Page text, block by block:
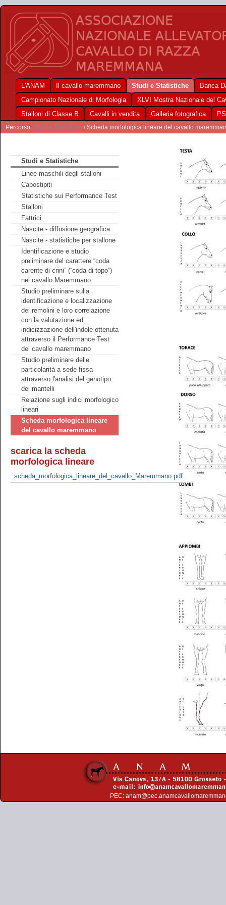
L'ANAM Il cavallo maremmano Studi e Statistiche
Banca
Campionato Nazionale di Morfologia
XLVI Mostra Nazionale del
Stalloni di Classe B
Cavalli in vendita Galleria fotografica
Percorso: Studi e Statistiche / Scheda morfologica lineare del cavallo
Studi e Statistiche
Linee maschili degli stalloni
Capostipiti
Statistiche sui Performance Test
Stalloni
Fattrici
Nascite - diffusione geografica
Nascite - statistiche per stallone
Identificazione e studio
preliminare del carattere “coda
carente di crini” (“coda di topo”)
nel cavallo Maremmano.
Studio preliminare sulla
identificazione e localizzazione
dei remolini e loro correlazione
con la valutazione ed
indicizzazione dell'indole ottenuta
attraverso il Performance Test
del cavallo maremmano
Studio preliminare delle
particolarità a sede fissa
attraverso l'analisi del genotipo
dei mantelli
Relazione sugli indici morfologico
lineari
Scheda morfologica lineare
del cavallo maremmano
scarica la scheda
morfologica lineare
scheda_morfologica_lineare_del_cavallo_Maremmano.pdf
PEC: